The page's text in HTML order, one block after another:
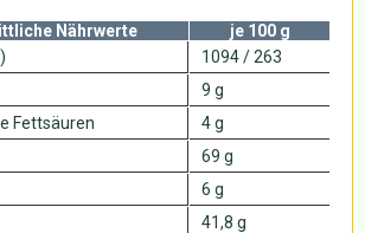
Nährwerte
je 100 g
1094 / 263
9 g
Fettsäuren
4 g
69 g
6 g
41,8 g